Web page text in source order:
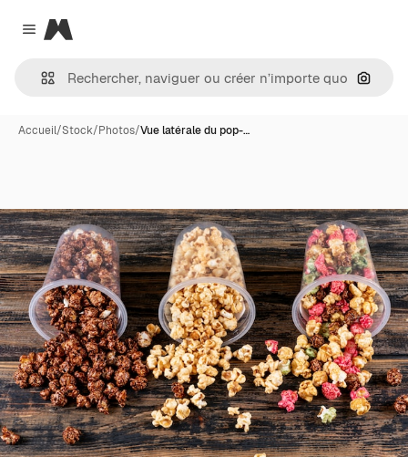
Close menu
Magnific
Accueil/Stock/Photos/Vue latérale du pop-…